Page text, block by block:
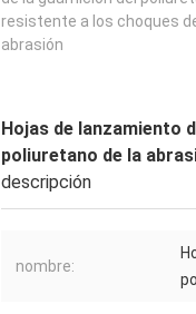
resistente a los choques
abrasión
Hojas de lanzamiento
poliuretano de la
descripción
nombre: